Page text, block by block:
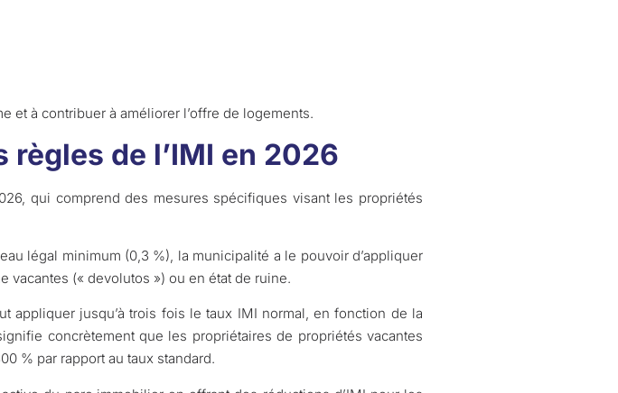
et à contribuer à améliorer l’offre de logements.
de l’IMI en 2026
qui comprend des mesures spécifiques visant les propriétés
légal minimum (0,3 %), la municipalité a le pouvoir d’appliquer
vacantes (« devolutos ») ou en état de ruine.
appliquer jusqu’à trois fois le taux IMI normal, en fonction de la
concrètement que les propriétaires de propriétés vacantes
% par rapport au taux standard.